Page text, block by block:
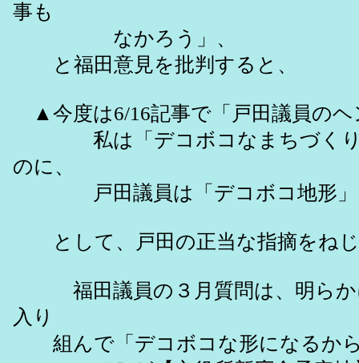
事も
なかろう」、
と福田意見を批判すると、
▲今度は6/16記事で「戸田議員のヘ
私は「デコボコなまちづくり」
のに、
戸田議員は「デコボコ地形」に
として、戸田の正当な指摘をねじ
福田議員の３月質問は、明らか
入り
組んで「デコボコな形になるから